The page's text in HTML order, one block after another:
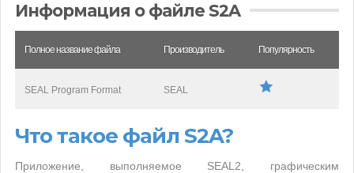
Информация о файле S2A
Полное название файла Производитель Популярность
SEAL Program Format SEAL
Что такое файл S2A?
Приложение, выполняемое SEAL2, графическим